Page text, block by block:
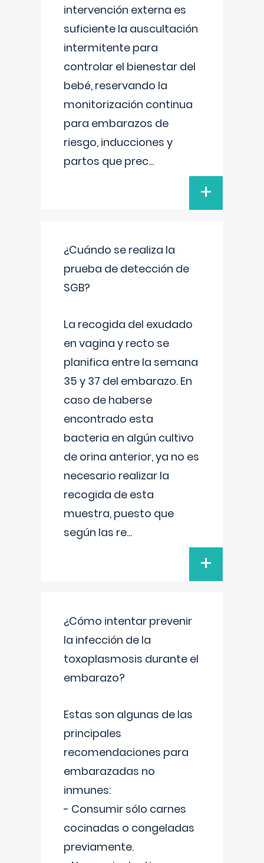
intervención externa es
suficiente la auscultación
intermitente para
controlar el bienestar del
bebé, reservando la
monitorización continua
para embarazos de
riesgo, inducciones y
partos que prec...
+
¿Cuándo se realiza la
prueba de detección de
SGB?
La recogida del exudado
en vagina y recto se
planifica entre la semana
35 y 37 del embarazo. En
caso de haberse
encontrado esta
bacteria en algún cultivo
de orina anterior, ya no es
necesario realizar la
recogida de esta
muestra, puesto que
según las re...
+
¿Cómo intentar prevenir
la infección de la
toxoplasmosis durante el
embarazo?
Estas son algunas de las
principales
recomendaciones para
embarazadas no
inmunes:
- Consumir sólo carnes
cocinadas o congeladas
previamente.